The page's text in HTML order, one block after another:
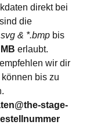
direkt bei
die
& *.bmp bis
erlaubt.
wir dir
können bis zu
stage-